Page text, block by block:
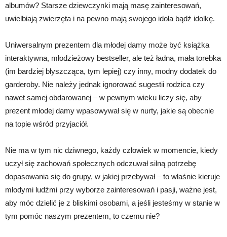
albumów? Starsze dziewczynki mają masę zainteresowań,
uwielbiają zwierzęta i na pewno mają swojego idola bądź idolkę.
Uniwersalnym prezentem dla młodej damy może być książka
interaktywna, młodzieżowy bestseller, ale też ładna, mała torebka
(im bardziej błyszcząca, tym lepiej) czy inny, modny dodatek do
garderoby. Nie należy jednak ignorować sugestii rodzica czy
nawet samej obdarowanej – w pewnym wieku liczy się, aby
prezent młodej damy wpasowywał się w nurty, jakie są obecnie
na topie wśród przyjaciół.
Nie ma w tym nic dziwnego, każdy człowiek w momencie, kiedy
uczył się zachowań społecznych odczuwał silną potrzebę
dopasowania się do grupy, w jakiej przebywał – to właśnie kieruje
młodymi ludźmi przy wyborze zainteresowań i pasji, ważne jest,
aby móc dzielić je z bliskimi osobami, a jeśli jesteśmy w stanie w
tym pomóc naszym prezentem, to czemu nie?